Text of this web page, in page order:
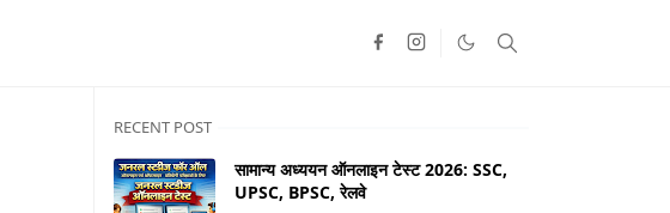
RECENT POST
सामान्य अध्ययन ऑनलाइन टेस्ट 2026: SSC,
UPSC, BPSC, रेलवे